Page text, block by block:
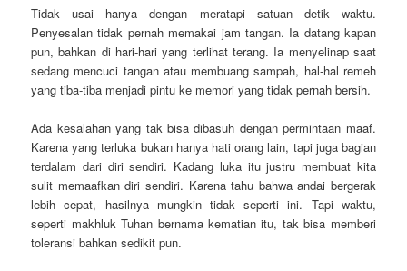
Tidak usai hanya dengan meratapi satuan detik waktu.
Penyesalan tidak pernah memakai jam tangan. Ia datang kapan
pun, bahkan di hari-hari yang terlihat terang. Ia menyelinap saat
sedang mencuci tangan atau membuang sampah, hal-hal remeh
yang tiba-tiba menjadi pintu ke memori yang tidak pernah bersih.
Ada kesalahan yang tak bisa dibasuh dengan permintaan maaf.
Karena yang terluka bukan hanya hati orang lain, tapi juga bagian
terdalam dari diri sendiri. Kadang luka itu justru membuat kita
sulit memaafkan diri sendiri. Karena tahu bahwa andai bergerak
lebih cepat, hasilnya mungkin tidak seperti ini. Tapi waktu,
seperti makhluk Tuhan bernama kematian itu, tak bisa memberi
toleransi bahkan sedikit pun.